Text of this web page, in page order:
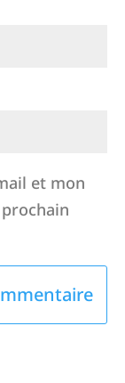
et mon